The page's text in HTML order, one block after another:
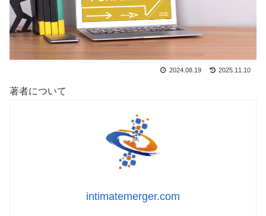
2024.08.19 2025.11.10
著者について
intimatemerger.com